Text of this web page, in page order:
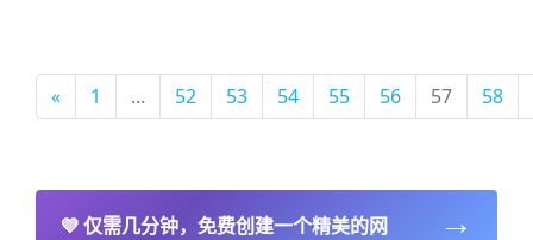
« 1 ... 52 53 54 55 56 57 58
💜仅需几分钟，免费创建一个精美的网
→